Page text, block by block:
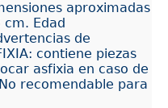
aproximadas
Edad
de
contiene piezas
asfixia en caso de
recomendable para